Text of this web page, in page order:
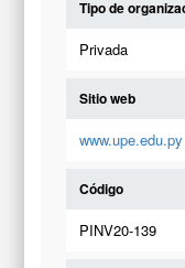
Tipo de
Privada
Sitio web
www.upe.edu.py
Código
PINV20-139